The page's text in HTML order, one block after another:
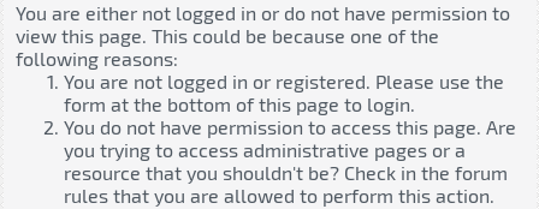
You are either not logged in or do not have permission to
view this page. This could be because one of the
following reasons:
You are not logged in or registered. Please use the
form at the bottom of this page to login.
You do not have permission to access this page. Are
you trying to access administrative pages or a
resource that you shouldn't be? Check in the forum
rules that you are allowed to perform this action.